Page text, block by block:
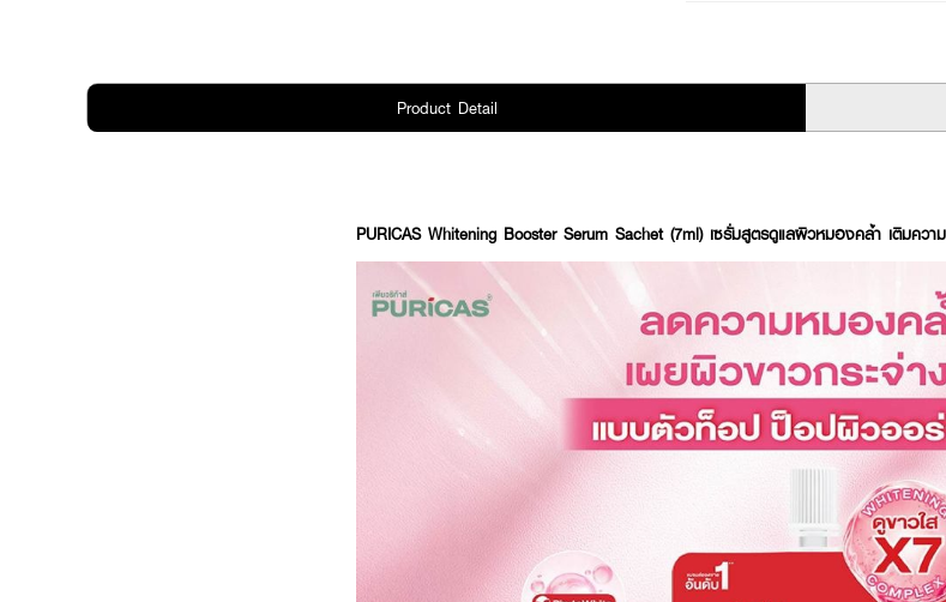
Product Detail
PURICAS Whitening Booster Serum Sachet (7ml) เซรั่มสูตรดูแลผิวหมองคล้ำ เติมคว